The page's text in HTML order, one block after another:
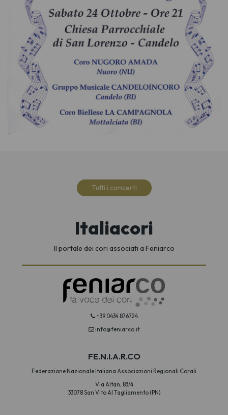
Tutti i concerti
Italiacori
Il portale dei cori associati a Feniarco
+39 0434 876724
info@feniarco.it
FE.N.I.A.R.CO
Federazione Nazionale Italiana Associazioni Regionali Corali
Via Altan, 83/4
33078 San Vito Al Tagliamento (PN)